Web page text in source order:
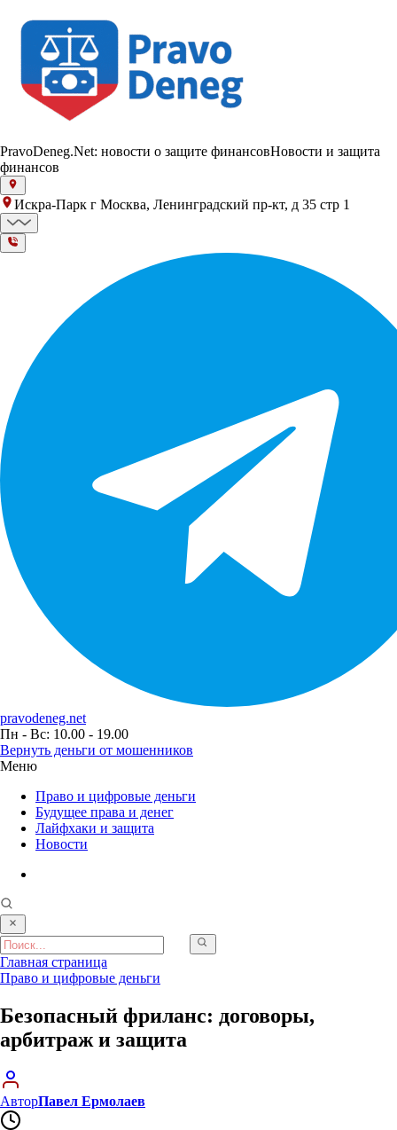
PravoDeneg.Net: новости о защите финансовНовости и защита
финансов
Искра-Парк г Москва, Ленинградский пр-кт, д 35 стр 1
pravodeneg.net
Пн - Вс: 10.00 - 19.00
Вернуть деньги от мошенников
Меню
Право и цифровые деньги
Будущее права и денег
Лайфхаки и защита
Новости
Главная страница
Право и цифровые деньги
Безопасный фриланс: договоры,
арбитраж и защита
АвторПавел Ермолаев